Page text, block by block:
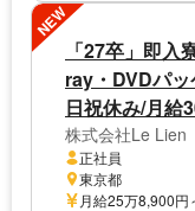
NEW
「27卒」即
ray・DVDパ
日祝休み/月給
株式会社Le Lien
正社員
東京都
月給25万8,900円